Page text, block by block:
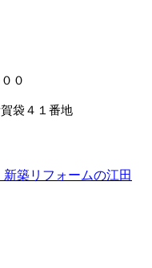
０
袋４１番地
築リフォームの江田